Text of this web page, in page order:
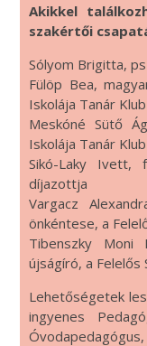
Akikkel
szakértői
Sólyom Brigitta,
Fülöp Bea,
Iskolája Tanár
Meskóné Sütő
Iskolája Tanár
Sikó-Laky Ivett,
díjazottja
Vargacz
önkéntese, a
Tibenszky Moni
újságíró, a
Lehetőségetek
ingyenes